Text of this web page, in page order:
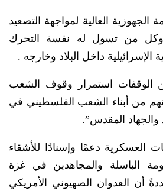
الجهوزية العالية لمواجهة التصعيد
وكل من تسول له نفسة التحرك
الإسرائيلية داخل البلاد وخارجه .
الوقفات استمرار وقوف الشعب
من أبناء الشعب الفلسطيني في
والجهاد المقدس”.
العسكرية دعمًا وإسنادًا للأشقاء
الباسلة والمجاهدين في غزة
أن العدوان الصهيوني الأمريكي